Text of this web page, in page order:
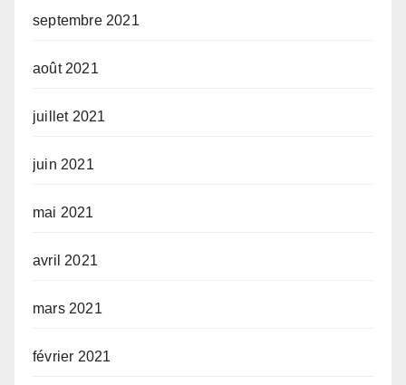
septembre 2021
août 2021
juillet 2021
juin 2021
mai 2021
avril 2021
mars 2021
février 2021